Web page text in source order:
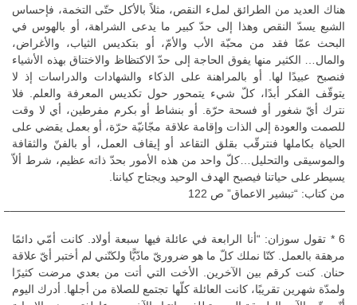
هناك العديد من الطرائق لملء النقص، مثلاً بالأكل حتّى التخمة، فإحساس
الشبع يسدّ النقص وهذا إلى حدّ كبير ما يدعى الشراهة، أو بالهوس في
البحث عمّا فقد من محبّة الأب والأمّ، أو بتكديس الثياب، والأغراض،
والمال… الكثير منها يفوق الحاجة إلى حدّ الاكتظاظ والاختناق بهذه الأشياء
فنصبح عبيدًا لها. أو بالمراهنة على الذكاء والشهادات والدراسات إذ لا
يتوقّف الفكر أبدًا، كلّ شيء يتمحور حول تكديس المعرفة والعلم. فلا
نترك أيّ شغور أو فسحة حرّة. أو بنشاط أو بكرم مفرطين، أي لا وقت
للصمت والعودة إلى الذات وإقامة علاقة مجّانيّة حرّة، أو بعمل يقضي على
الحياة بكاملها فنترقّب بقلق التقاعد أو إيقاف العمل، أو بالفنّ والثقافة
والموسيقى والتحليل…كلّ واحد من هذه الأمور بحدّ ذاته عظيم، شرط ألاّ
يسيطر على حياتنا فيصبح الهدف الوحيد ويجتاح كياننا.
من كتاب: “تبشير الاعماق” ص 122
——————————————————————————————–
6 * تقول سوزان: “أنا الرابعة في عائلة فيها سبعة أولاد. كانت أمّي دائمًا
مرهقة بالعمل. كنّا نملك كلّ ما هو ضروريّ مادّيًّا ولكنّني لم أختبر أيّ علاقة
حنان. كنت كرقم بين الآخرين. الأخت التي أتت من بعدي مرضت كثيرًا
ولمدّة شهرين تقريبًا، كانت العائلة كلّها تجتمع للصلاة من أجلها. أدرك اليوم